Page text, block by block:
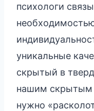
психологи
уникальные
скрытый в
нашим скрытым
нужно